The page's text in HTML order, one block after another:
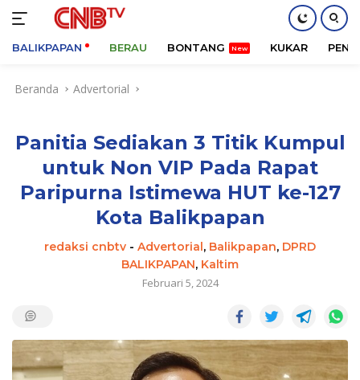
BALIKPAPAN BERAU BONTANG KUKAR
Beranda Advertorial
Panitia Sediakan 3 Titik Kumpul
untuk Non VIP Pada Rapat
Paripurna Istimewa HUT ke-127
Kota Balikpapan
redaksi cnbtv - Advertorial, Balikpapan, DPRD
BALIKPAPAN, Kaltim
Februari 5, 2024